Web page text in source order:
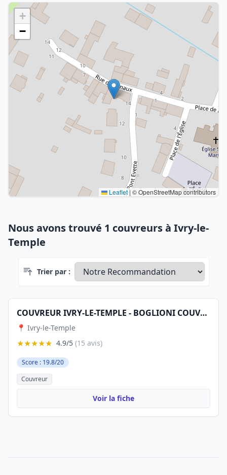
+
−
Leaflet| © OpenStreetMap contributors
Nous avons trouvé 1 couvreurs à Ivry-le-
Temple
Trier par :
COUVREUR IVRY-LE-TEMPLE - BOGLIONI COUVERTURE
📍 Ivry-le-Temple
★★★★★ 4.9/5 (15 avis)
Score : 19.8/20
Couvreur
Voir la fiche